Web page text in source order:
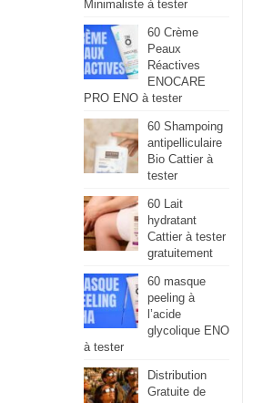
Minimaliste à tester
60 Crème
Peaux
Réactives
ENOCARE
PRO ENO à tester
60 Shampoing
antipelliculaire
Bio Cattier à
tester
60 Lait
hydratant
Cattier à tester
gratuitement
60 masque
peeling à
l’acide
glycolique ENO
à tester
Distribution
Gratuite de